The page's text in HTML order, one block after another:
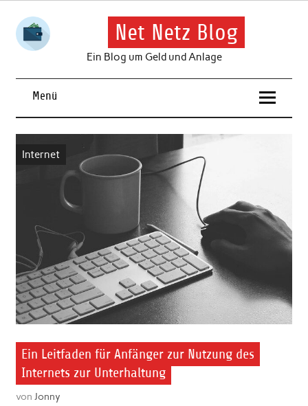
Skip
content
Net Netz Blog
Ein Blog um Geld und Anlage
Menü
Internet
Ein Leitfaden für Anfänger zur Nutzung des
Internets zur Unterhaltung
von Jonny